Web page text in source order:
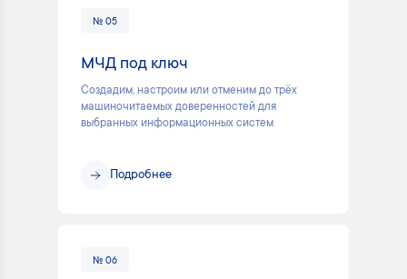
№ 05
МЧД под ключ
Создадим, настроим или отменим до трёх
машиночитаемых доверенностей для
выбранных информационных систем
Подробнее
№ 06